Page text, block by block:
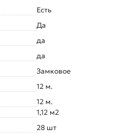
Есть
Да
да
да
Замковое
12 м.
12 м.
1,12 м2
28 шт